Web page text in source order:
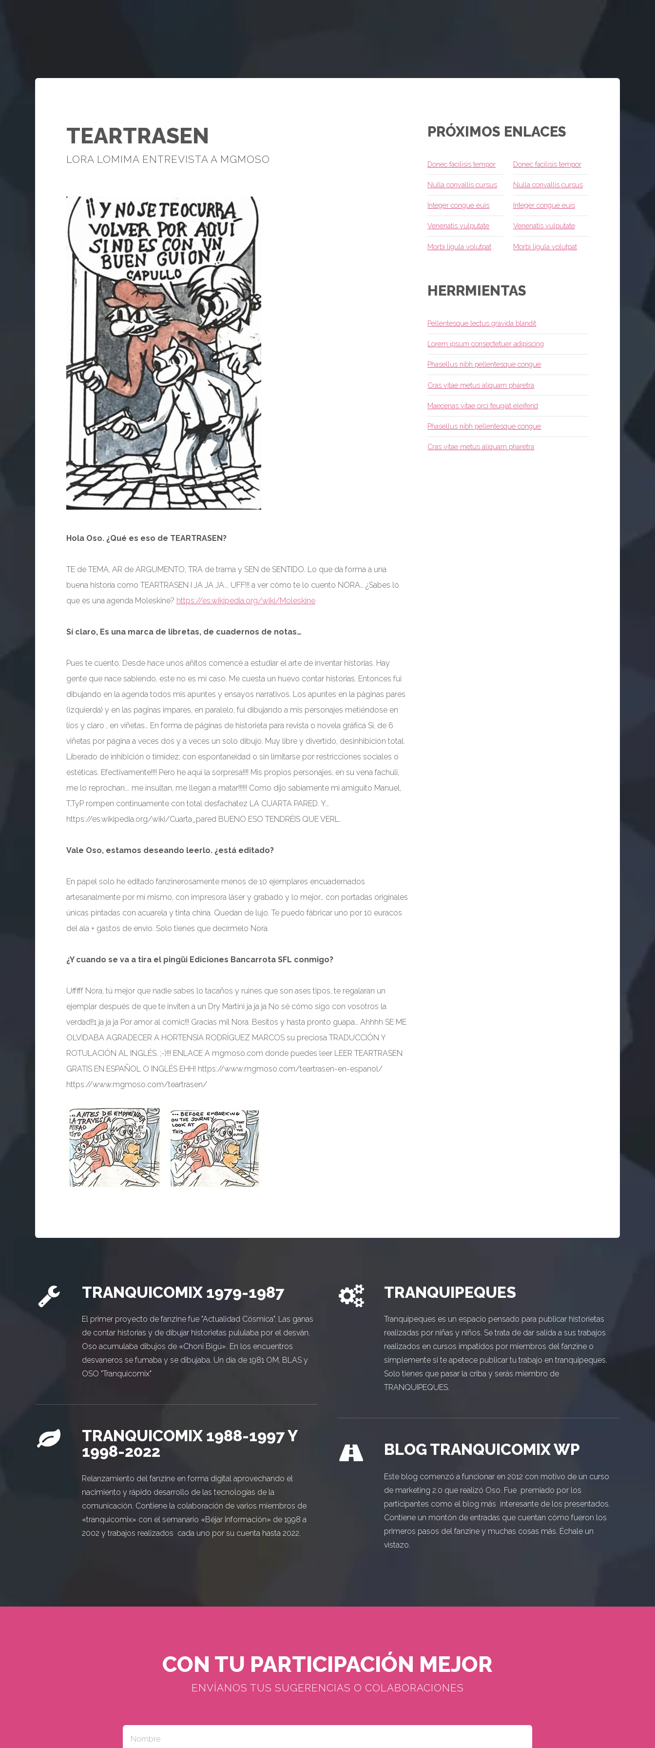
TEARTRASEN
LORA LOMIMA ENTREVISTA A MGMOSO
Hola Oso. ¿Qué es eso de TEARTRASEN?
TE de TEMA, AR de ARGUMENTO, TRA de trama y SEN de SENTIDO. Lo que da forma a una
buena historia como TEARTRASEN I JA JA JA... UFF!!! a ver cómo te lo cuento NORA… ¿Sabes lo
que es una agenda Moleskine? https://es.wikipedia.org/wiki/Moleskine
Sí claro, Es una marca de libretas, de cuadernos de notas…
Pues te cuento. Desde hace unos añitos comencé a estudiar el arte de inventar historias. Hay
gente que nace sabiendo, este no es mi caso. Me cuesta un huevo contar historias. Entonces fui
dibujando en la agenda todos mis apuntes y ensayos narrativos. Los apuntes en la páginas pares
(izquierda) y en las paginas impares, en paralelo, fui dibujando a mis personajes metiéndose en
líos y claro , en viñetas… En forma de páginas de historieta para revista o novela gráfica Si, de 6
viñetas por página a veces dos y a veces un solo dibujo. Muy libre y divertido, desinhibición total.
Liberado de inhibición o timidez; con espontaneidad o sin limitarse por restricciones sociales o
estéticas. Efectivamente!!!! Pero he aquí la sorpresa!!!! Mis propios personajes, en su vena fachuli,
me lo reprochan…. me insultan, me llegan a matar!!!!!! Como dijo sabiamente mi amiguito Manuel,
T,TyP rompen continuamente con total desfachatez LA CUARTA PARED. Y…
https://es.wikipedia.org/wiki/Cuarta_pared BUENO ESO TENDRÉIS QUE VERL.
Vale Oso, estamos deseando leerlo. ¿está editado?
En papel solo he editado fanzinerosamente menos de 10 ejemplares encuadernados
artesanalmente por mí mismo, con impresora láser y grabado y lo mejor… con portadas originales
únicas pintadas con acuarela y tinta china. Quedan de lujo. Te puedo fábricar uno por 10 euracos
del ala + gastos de envío. Solo tienes que decírmelo Nora.
¿Y cuando se va a tira el pingüi Ediciones Bancarrota SFL conmigo?
Ufffff Nora, tú mejor que nadie sabes lo tacaños y ruines que son ases tipos, te regalaran un
ejemplar después de que te inviten a un Dry Martini ja ja ja No sé cómo sigo con vosotros la
verdad!!1 ja ja ja Por amor al comic!!! Gracias mil Nora. Besitos y hasta pronto guapa… Ahhhh SE ME
OLVIDABA AGRADECER A HORTENSIA RODRÍGUEZ MARCOS su preciosa TRADUCCIÓN Y
ROTULACIÓN AL INGLÉS. ;-)!!! ENLACE A mgmoso.com donde puedes leer LEER TEARTRASEN
GRATIS EN ESPAÑOL O INGLÉS EHH! https://www.mgmoso.com/teartrasen-en-espanol/
https://www.mgmoso.com/teartrasen/
PRÓXIMOS ENLACES
Donec facilisis tempor
Nulla convallis cursus
Integer congue euis
Venenatis vulputate
Morbi ligula volutpat
Donec facilisis tempor
Nulla convallis cursus
Integer congue euis
Venenatis vulputate
Morbi ligula volutpat
HERRMIENTAS
Pellentesque lectus gravida blandit
Lorem ipsum consectetuer adipiscing
Phasellus nibh pellentesque congue
Cras vitae metus aliquam pharetra
Maecenas vitae orci feugiat eleifend
Phasellus nibh pellentesque congue
Cras vitae metus aliquam pharetra
TRANQUICOMIX 1979-1987
El primer proyecto de fanzine fue "Actualidad Cósmica". Las ganas
de contar historias y de dibujar historietas pululaba por el desván.
Oso acumulaba dibujos de «Choni Bigú». En los encuentros
desvaneros se fumaba y se dibujaba. Un día de 1981 OM, BLAS y
OSO "Tranquicomix"
TRANQUICOMIX 1988-1997 Y
1998-2022
Relanzamiento del fanzine en forma digital aprovechando el
nacimiento y rápido desarrollo de las tecnologías de la
comunicación. Contiene la colaboración de varios miembros de
«tranquicomix» con el semanario «Béjar Información» de 1998 a
2002 y trabajos realizados cada uno por su cuenta hasta 2022.
TRANQUIPEQUES
Tranquipeques es un espacio pensado para publicar historietas
realizadas por niñas y niños. Se trata de dar salida a sus trabajos
realizados en cursos impatidos por miembros del fanzine o
simplemente si te apetece publicar tu trabajo en tranquipeques.
Solo tienes que pasar la criba y serás miembro de
TRANQUIPEQUES.
BLOG TRANQUICOMIX WP
Este blog comenzó a funcionar en 2012 con motivo de un curso
de marketing 2.0 que realizó Oso. Fue premiado por los
participantes como el blog más interesante de los presentados.
Contiene un montón de entradas que cuentan cómo fueron los
primeros pasos del fanzine y muchas cosas más. Échale un
vistazo.
CON TU PARTICIPACIÓN MEJOR
ENVÍANOS TUS SUGERENCIAS O COLABORACIONES